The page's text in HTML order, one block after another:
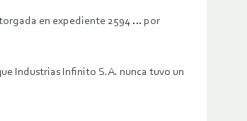
en expediente 2594 … por
Industrias Infinito S.A. nunca tuvo un